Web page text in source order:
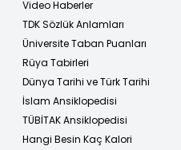
Video Haberler
TDK Sözlük Anlamları
Üniversite Taban Puanları
Rüya Tabirleri
Dünya Tarihi ve Türk Tarihi
İslam Ansiklopedisi
TÜBİTAK Ansiklopedisi
Hangi Besin Kaç Kalori